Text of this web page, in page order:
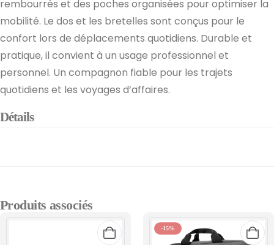
rembourrés et des poches organisées pour optimiser la
mobilité. Le dos et les bretelles sont conçus pour le
confort lors de déplacements quotidiens. Durable et
pratique, il convient à un usage professionnel et
personnel. Un compagnon fiable pour les trajets
quotidiens et les voyages d’affaires.
Détails
Produits associés
-15%